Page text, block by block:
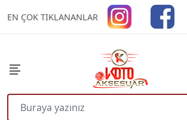
EN ÇOK TIKLANANLAR